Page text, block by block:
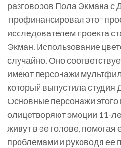
разговоров Пола Экмана с
профинансировал этот
исследователем проекта
Экман. Использование
случайно. Оно
имеют персонажи
который выпустила студия
Основные персонажи этого
олицетворяют эмоции 11-
живут в ее голове, помогая
проблемами и руководя ее